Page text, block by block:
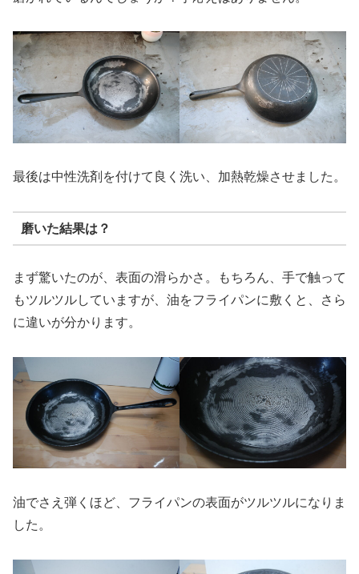
最後は中性洗剤を付けて良く洗い、加熱乾燥させました。
磨いた結果は？
まず驚いたのが、表面の滑らかさ。もちろん、手で触って
もツルツルしていますが、油をフライパンに敷くと、さら
に違いが分かります。
油でさえ弾くほど、フライパンの表面がツルツルになりま
した。